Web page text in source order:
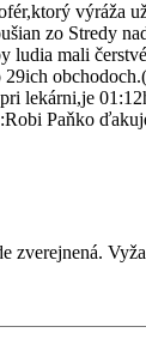
výráža
zo Stredy
ludia mali
29ich
lekárni,je
Paňko
zverejnená.